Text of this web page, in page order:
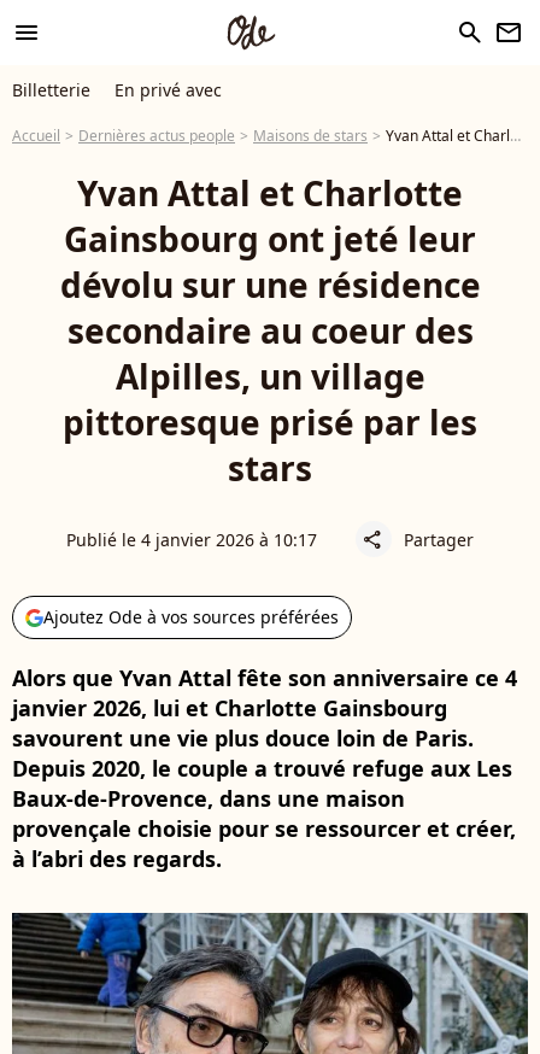
menu search newsletter
Billetterie En privé avec
Accueil Dernières actus people Maisons de stars Yvan Attal et Charlotte Gainsbourg ont jeté leur dévolu sur une résidence secondaire au coeur des Alpilles, un village pittoresque prisé par les stars
Yvan Attal et Charlotte
Gainsbourg ont jeté leur
dévolu sur une résidence
secondaire au coeur des
Alpilles, un village
pittoresque prisé par les
stars
Publié le 4 janvier 2026 à 10:17 share Partager
Ajoutez Ode à vos sources préférées
Alors que Yvan Attal fête son anniversaire ce 4
janvier 2026, lui et Charlotte Gainsbourg
savourent une vie plus douce loin de Paris.
Depuis 2020, le couple a trouvé refuge aux Les
Baux-de-Provence, dans une maison
provençale choisie pour se ressourcer et créer,
à l’abri des regards.